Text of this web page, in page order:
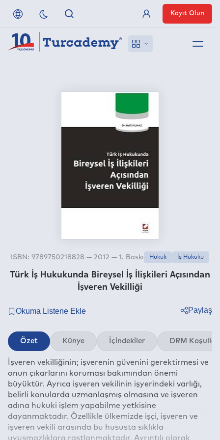
Uzaktan Erişim
Anlaşmalı Yayınevleri
Üye Girişi
Kayıt Olun
Türk İş Hukukunda Bireysel İş İlişkileri Açısından
İşveren Vekilliği
ISBN: 9789750218828 — 2012 — 1. Baskı Hukuk İş Hukuku
Paylaş
Twitter
Linkedin
Whatsapp
Özet Künye İçindekiler DRM Koşulları
İşveren vekilliğinin; işverenin güvenini gerektirmesi ve
onun çıkarlarını koruması bakımından önemi
büyüktür. Ayrıca işveren vekilinin işyerindeki varlığı,
belirli konularda uzmanlaşmış olmasına ve işveren
adına hukuki işlem yapabilme yetkisine
dayanmaktadır. Özellikle ülkemizde işçi, işveren ve
işveren vekili arasında bu hususta sıklıkla
uyuşmazlıklara rastlanmaktadır. Ayrıntılı olarak